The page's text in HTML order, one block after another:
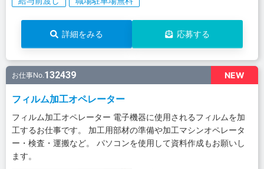
詳細をみる 応募する
NEW
お仕事No.132439
フィルム加工オペレーター
フィルム加工オペレーター 電子機器に使用されるフィルムを加
工するお仕事です。 加工用部材の準備や加工マシンオペレータ
ー・検査・運搬など。 パソコンを使用して資料作成もお願いし
ます。